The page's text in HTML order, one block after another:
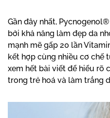
Gần đây nhất, Pycnogenol®
bởi khả năng làm đẹp da
mạnh mẽ gấp 20 lần
kết hợp cùng nhiều cơ chế
xem hết bài viết để hiểu rõ
trong trẻ hoá và làm trắng